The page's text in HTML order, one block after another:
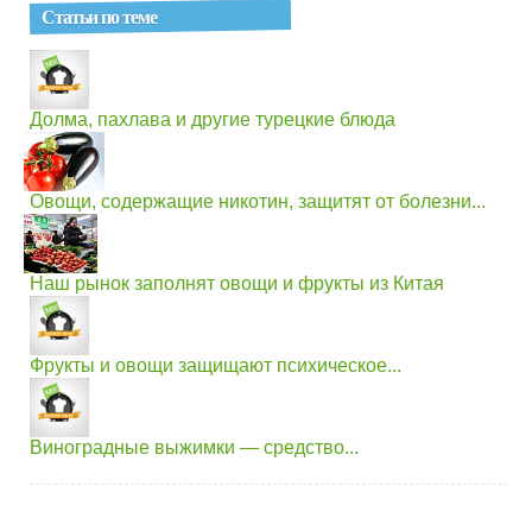
Статьи по теме
Долма, пахлава и другие турецкие блюда
Овощи, содержащие никотин, защитят от болезни...
Наш рынок заполнят овощи и фрукты из Китая
Фрукты и овощи защищают психическое...
Виноградные выжимки — средство...